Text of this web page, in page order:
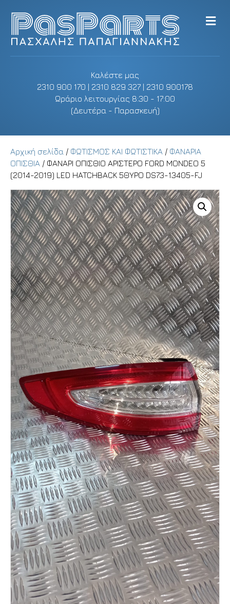
Καλέστε μας
2310 900 170 | 2310 829 327 | 2310 900178
Ωράριο λειτουργίας 8:30 - 17:00
(Δευτέρα - Παρασκευή)
M
e
Αρχική σελίδα / ΦΩΤΙΣΜΟΣ ΚΑΙ ΦΩΤΙΣΤΙΚΑ / ΦΑΝΑΡΙΑ
ΟΠΙΣΘΙΑ / ΦΑΝΑΡΙ ΟΠΙΣΘΙΟ ΑΡΙΣΤΕΡΟ FORD MONDEO 5
(2014-2019) LED HATCHBACK 5ΘΥΡΟ DS73-13405-FJ